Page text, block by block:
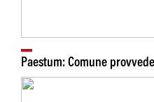
Paestum: Comune